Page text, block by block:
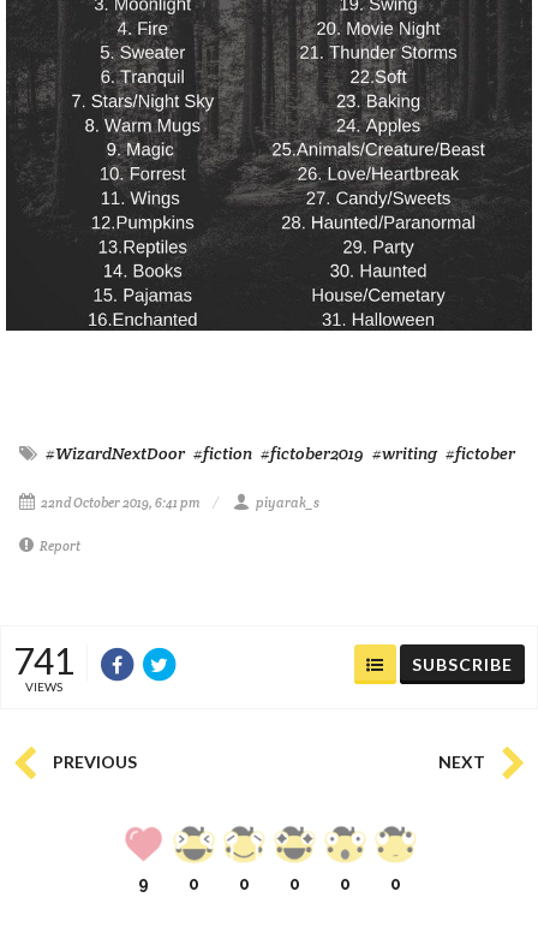
#WizardNextDoor #fiction #fictober2019 #writing #fictober
22nd October 2019, 6:41 pm piyarak_s
Report
741
VIEWS
SUBSCRIBE
PREVIOUS NEXT
9 0 0 0 0 0